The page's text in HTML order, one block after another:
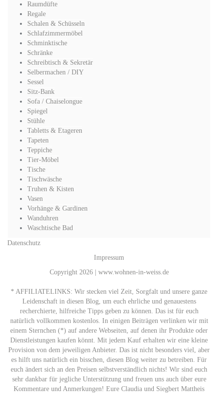
Raumdüfte
Regale
Schalen & Schüsseln
Schlafzimmermöbel
Schminktische
Schränke
Schreibtisch & Sekretär
Selbermachen / DIY
Sessel
Sitz-Bank
Sofa / Chaiselongue
Spiegel
Stühle
Tabletts & Etageren
Tapeten
Teppiche
Tier-Möbel
Tische
Tischwäsche
Truhen & Kisten
Vasen
Vorhänge & Gardinen
Wanduhren
Waschtische Bad
Datenschutz
Impressum
Copyright 2026 | www.wohnen-in-weiss.de
* AFFILIATELINKS: Wir stecken viel Zeit, Sorgfalt und unsere ganze
Leidenschaft in diesen Blog, um euch ehrliche und genauestens
recherchierte, hilfreiche Tipps geben zu können. Das ist für euch
natürlich vollkommen kostenlos. In einigen Beiträgen verlinken wir mit
einem Sternchen (*) auf andere Webseiten, auf denen ihr Produkte oder
Dienstleistungen kaufen könnt. Mit jedem Kauf erhalten wir eine kleine
Provision von dem jeweiligen Anbieter. Das ist nicht besonders viel, aber
es hilft uns natürlich ein bisschen, diesen Blog weiter zu betreiben. Für
euch ändert sich an den Preisen selbstverständlich nichts! Wir sind euch
sehr dankbar für jegliche Unterstützung und freuen uns auch über eure
Kommentare und Anmerkungen! Eure Claudia und Siegbert Mattheis